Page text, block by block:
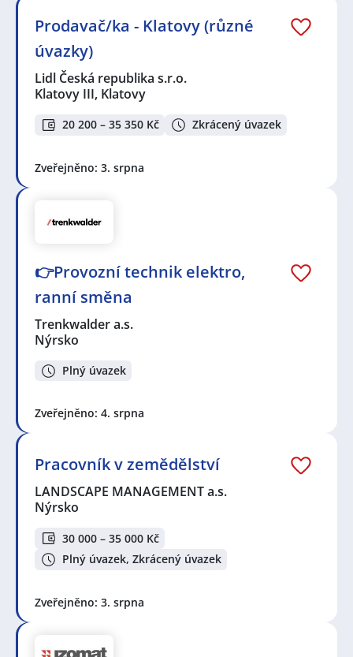
Prodavač/ka - Klatovy (různé
úvazky)
Lidl Česká republika s.r.o.
Klatovy III, Klatovy
20 200 – 35 350 Kč Zkrácený úvazek
Zveřejněno: 3. srpna
👉Provozní technik elektro,
ranní směna
Trenkwalder a.s.
Nýrsko
Plný úvazek
Zveřejněno: 4. srpna
Pracovník v zemědělství
LANDSCAPE MANAGEMENT a.s.
Nýrsko
30 000 – 35 000 Kč
Plný úvazek, Zkrácený úvazek
Zveřejněno: 3. srpna